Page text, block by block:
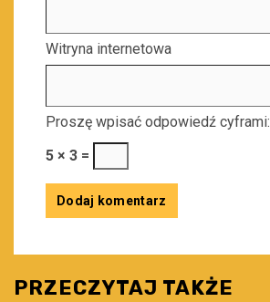
Witryna internetowa
Proszę wpisać odpowiedź cyframi:
5 × 3 =
PRZECZYTAJ TAKŻE